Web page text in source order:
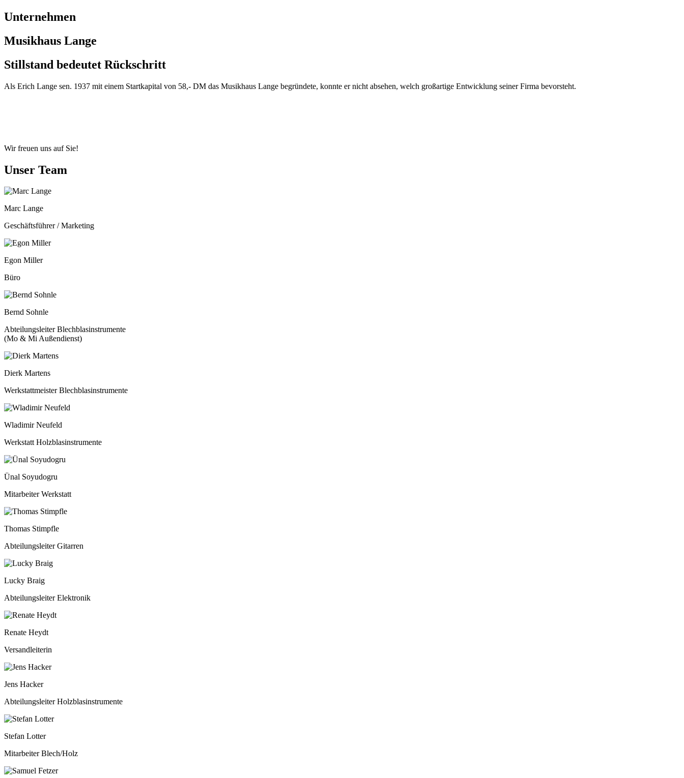
Unternehmen
Musikhaus Lange
Stillstand bedeutet Rückschritt
Als Erich Lange sen. 1937 mit einem Startkapital von 58,- DM das Musikhaus Lange begründete, konnte er nicht absehen, welch großartige Entwicklung seiner Firma bevorsteht.
Wir freuen uns auf Sie!
Unser Team
Marc Lange
Geschäftsführer / Marketing
Egon Miller
Büro
Bernd Sohnle
Abteilungsleiter Blechblasinstrumente
(Mo & Mi Außendienst)
Dierk Martens
Werkstattmeister Blechblasinstrumente
Wladimir Neufeld
Werkstatt Holzblasinstrumente
Ünal Soyudogru
Mitarbeiter Werkstatt
Thomas Stimpfle
Abteilungsleiter Gitarren
Lucky Braig
Abteilungsleiter Elektronik
Renate Heydt
Versandleiterin
Jens Hacker
Abteilungsleiter Holzblasinstrumente
Stefan Lotter
Mitarbeiter Blech/Holz